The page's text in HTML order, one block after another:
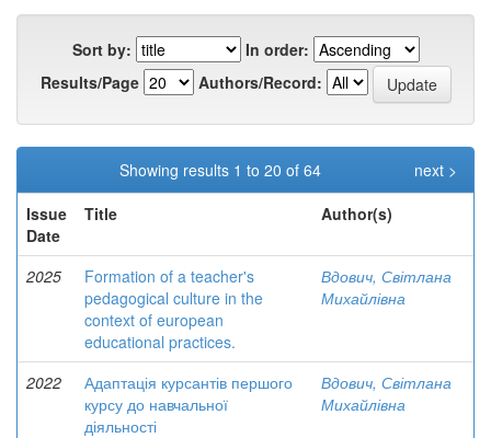
Sort by:
In order:
Results/Page
Authors/Record:
Showing results 1 to 20 of 64
next >
Issue
Date
Title Author(s)
2025
Formation of a teacher's
pedagogical culture in the
context of european
educational practices.
Вдович, Світлана
Михайлівна
2022
Адаптація курсантів першого
курсу до навчальної
діяльності
Вдович, Світлана
Михайлівна